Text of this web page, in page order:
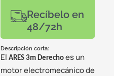
Recíbelo en
48/72h
Descripción corta:
El ARES 3m Derecho es un
motor electromecánico de